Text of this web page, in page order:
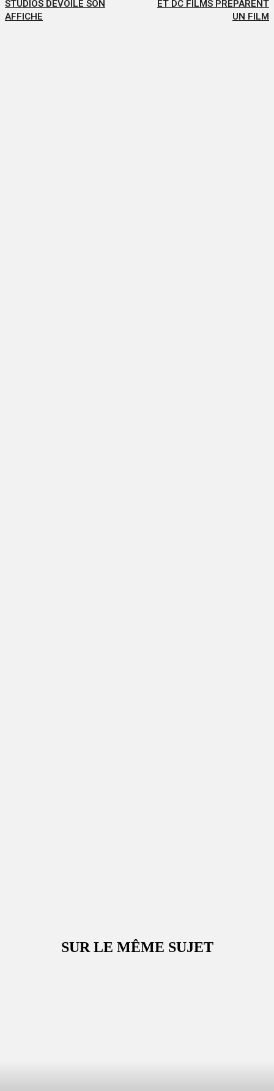
STUDIOS DÉVOILE SON
AFFICHE
ET DC FILMS PRÉPARENT
UN FILM
SUR LE MÊME SUJET